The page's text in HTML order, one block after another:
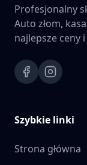
Profesjonalny
Auto złom,
najlepsze ceny
Szybkie linki
Strona główna